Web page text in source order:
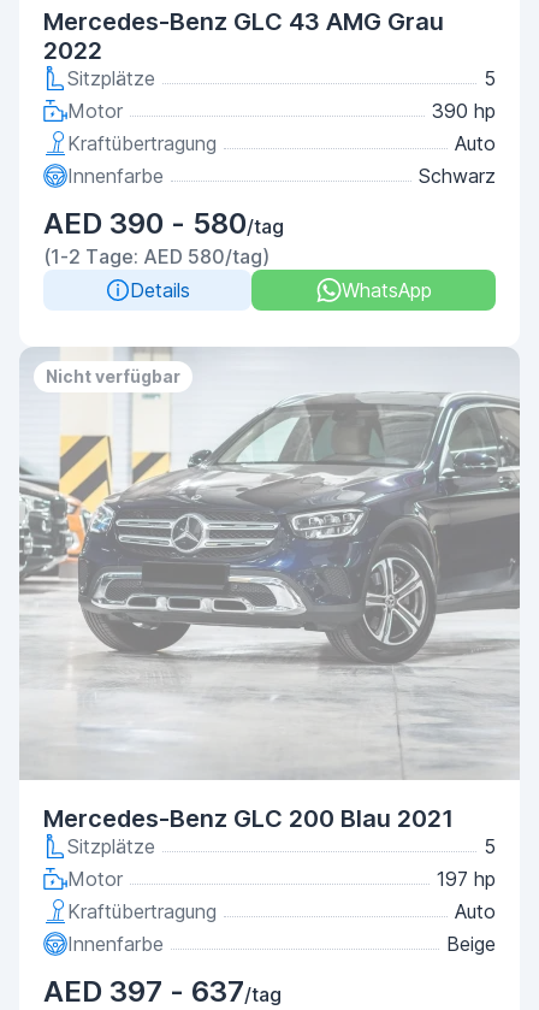
Mercedes-Benz GLC 43 AMG Grau
2022
Sitzplätze
5
Motor
390 hp
Kraftübertragung
Auto
Innenfarbe
Schwarz
AED 390 - 580/tag
(1-2 Tage: AED 580/tag)
Details
WhatsApp
Nicht verfügbar
Mercedes-Benz GLC 200 Blau 2021
Sitzplätze
5
Motor
197 hp
Kraftübertragung
Auto
Innenfarbe
Beige
AED 397 - 637/tag